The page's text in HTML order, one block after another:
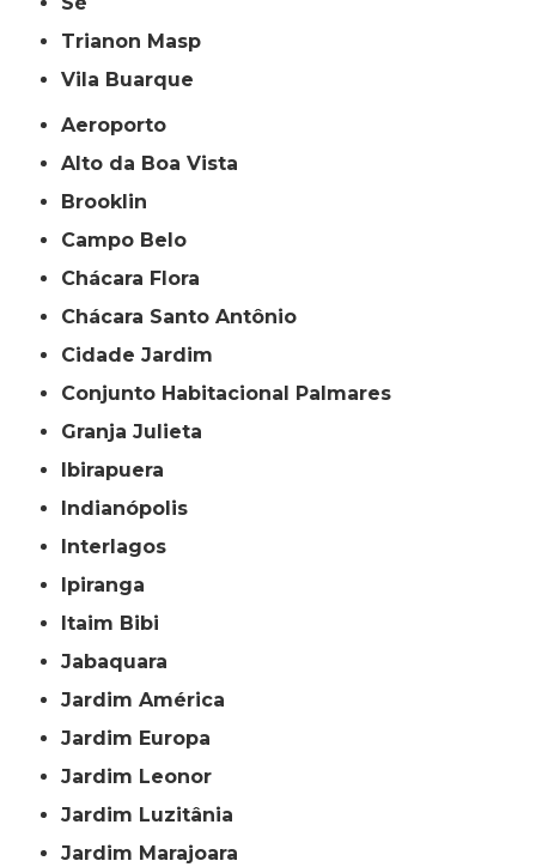
Trianon Masp
Vila Buarque
Aeroporto
Alto da Boa Vista
Brooklin
Campo Belo
Chácara Flora
Chácara Santo Antônio
Cidade Jardim
Conjunto Habitacional Palmares
Granja Julieta
Ibirapuera
Indianópolis
Interlagos
Ipiranga
Itaim Bibi
Jabaquara
Jardim América
Jardim Europa
Jardim Leonor
Jardim Luzitânia
Jardim Marajoara